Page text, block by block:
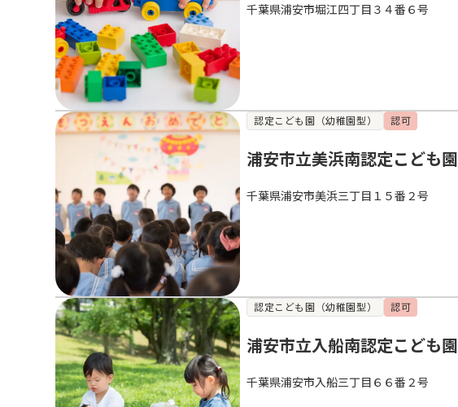
千葉県浦安市堀江四丁目３４番６号
認定こども園（幼稚園型） 認可
浦安市立美浜南認定こども園
千葉県浦安市美浜三丁目１５番２号
認定こども園（幼稚園型） 認可
浦安市立入船南認定こども園
千葉県浦安市入船三丁目６６番２号